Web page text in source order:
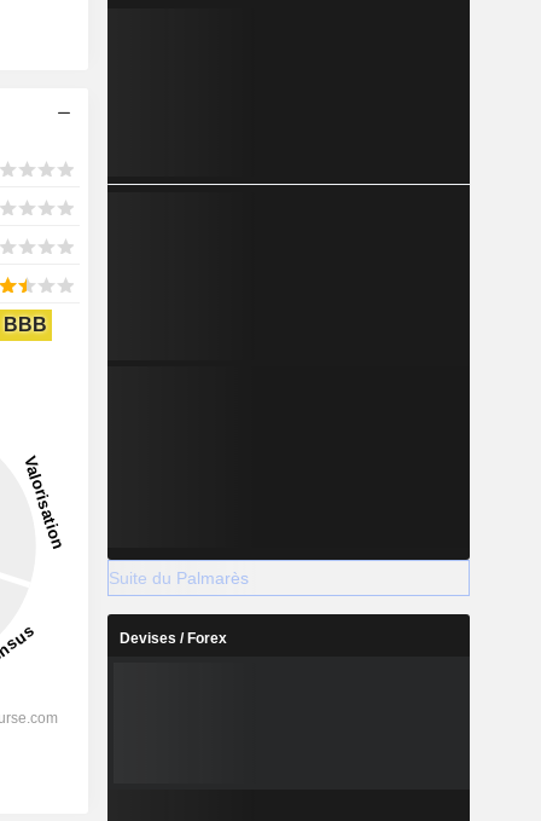
BBB
Suite du Palmarès
Devises / Forex